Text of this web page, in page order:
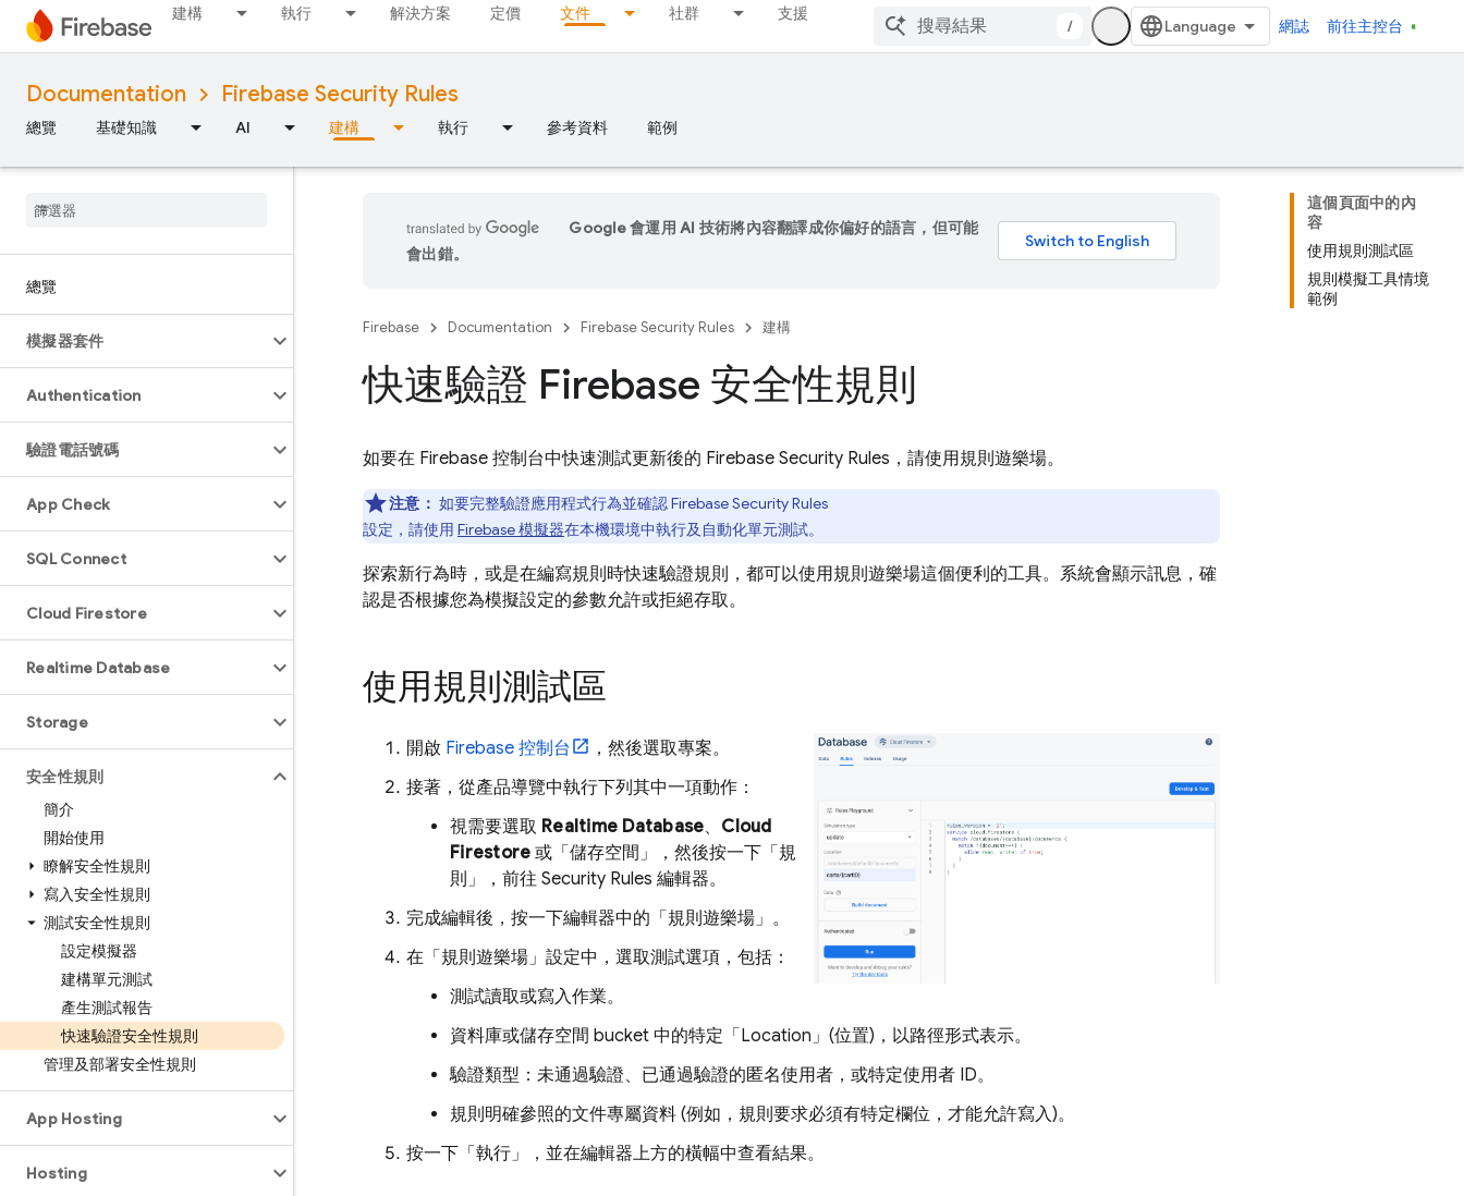
建構 執行 解決方案 定價 文件 社群 支援
/ 網誌 前往主控台
Documentation Firebase Security Rules
總覽 基礎知識 AI 建構 執行 參考資料 範例
總覽
模擬器套件
Authentication
驗證電話號碼
App Check
SQL Connect
Cloud Firestore
Realtime Database
Storage
安全性規則
簡介
開始使用
瞭解安全性規則
寫入安全性規則
測試安全性規則
設定模擬器
建構單元測試
產生測試報告
快速驗證安全性規則
管理及部署安全性規則
App Hosting
Hosting
這個頁面中的內
容
使用規則測試區
規則模擬工具情境
範例
Google 會運用 AI 技術將內容翻譯成你偏好的語言，但可能
會出錯。
Firebase Documentation Firebase Security Rules 建構
快速驗證 Firebase 安全性規則
如要在 Firebase 控制台中快速測試更新後的 Firebase Security Rules ，請使用規則遊樂場。
注意： 如要完整驗證應用程式行為並確認Firebase Security Rules
設定，請使用 Firebase 模擬器在本機環境中執行及自動化單元測試。
探索新行為時，或是在編寫規則時快速驗證規則，都可以使用規則遊樂場這個便利的工具。系統會顯示訊息，確
認是否根據您為模擬設定的參數允許或拒絕存取。
使用規則測試區
開啟 Firebase 控制台
，然後選取專案。
接著，從產品導覽中執行下列其中一項動作：
視需要選取 Realtime Database、 Cloud
Firestore 或「儲存空間」
，然後按一下「規
則」
，前往 Security Rules 編輯器。
完成編輯後，按一下編輯器中的「規則遊樂場」 。
在「規則遊樂場」 設定中，選取測試選項，包括：
測試讀取或寫入作業。
資料庫或儲存空間 bucket 中的特定「Location」(位置) ，以路徑形式表示。
驗證類型：未通過驗證、已通過驗證的匿名使用者，或特定使用者 ID。
規則明確參照的文件專屬資料 (例如，規則要求必須有特定欄位，才能允許寫入)。
按一下「執行」
，並在編輯器上方的橫幅中查看結果。